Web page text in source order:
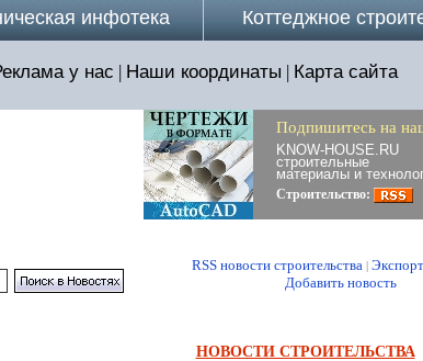
Коттеджное
инфотека
у нас | Наши координаты | Карта сайта
Подпишитесь на
KNOW-HOUSE.RU
строительные
материалы и
Строительство:
RSS новости строительства |
Добавить новость
НОВОСТИ СТРОИТЕЛЬСТВА